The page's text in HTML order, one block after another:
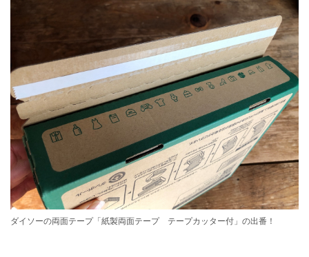
ダイソーの両面テープ「紙製両面テープ テープカッター付」の出番！